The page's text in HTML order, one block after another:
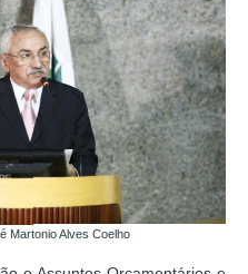
Martonio Alves Coelho